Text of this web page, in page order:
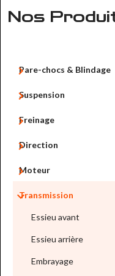
Nos
Pare-chocs & Blindage

Suspension

Freinage

Direction

Moteur

Transmission

Essieu avant
Essieu arrière
Embrayage